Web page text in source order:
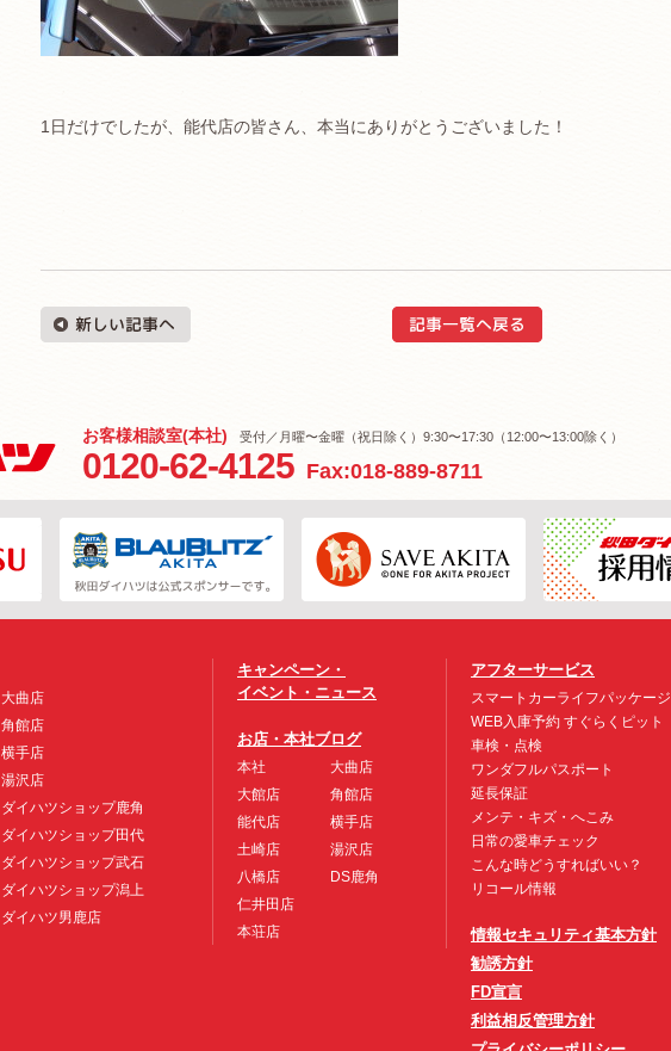
1日だけでしたが、能代店の皆さん、本当にありがとうございました！
お客様相談室(本社) 受付／月曜〜金曜（祝日除く）9:30〜17:30（12:00〜13:00除く）
0120-62-4125 Fax:018-889-8711
大曲店
角館店
横手店
湯沢店
ダイハツショップ鹿角
ダイハツショップ田代
ダイハツショップ武石
ダイハツショップ潟上
ダイハツ男鹿店
キャンペーン・
イベント・ニュース
お店・本社ブログ
本社
大館店
能代店
土崎店
八橋店
仁井田店
本荘店
大曲店
角館店
横手店
湯沢店
DS鹿角
アフターサービス
スマートカーライフパッケージ
WEB入庫予約 すぐらくピット
車検・点検
ワンダフルパスポート
延長保証
メンテ・キズ・へこみ
日常の愛車チェック
こんな時どうすればいい？
リコール情報
情報セキュリティ基本方針
勧誘方針
FD宣言
利益相反管理方針